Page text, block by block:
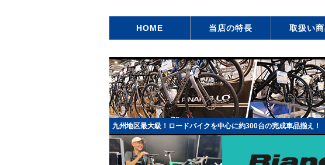
HOME 当店の特長 取扱い
九州地区最大級！ロードバイクを中心に約300台の完成車品揃え！